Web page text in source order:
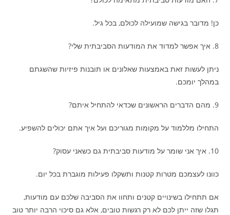
כן! מדובר בגישה שמועילה לכולם, בכל גיל.
8. איך אפשר למדוד את המודעות הסביבתית שלי?
ניתן לעשות זאת באמצעות שאלונים או תובנות פיזיות שהשגתם
במהלך יומכם.
9. מהם הדברים הראשונים שכדאי להתחיל איתם?
התחילו מללמוד על מקומות מגוריכם ועל איך אתם יכולים להשפיע.
10. איך אני שומר על מודעות סביבתית גם כשאני עסוק?
כוונו לעצמכם מטרות קטנות ותשקלו פעילות מוגברת בכל יום.
אם תתחילו בשינויים קטנים ותחוו את הסביבה שלכם עם מודעות,
תגלו שזה ייתן לכם לא רק רגשות טובים, אלא גם סיכוי הרבה יותר טוב